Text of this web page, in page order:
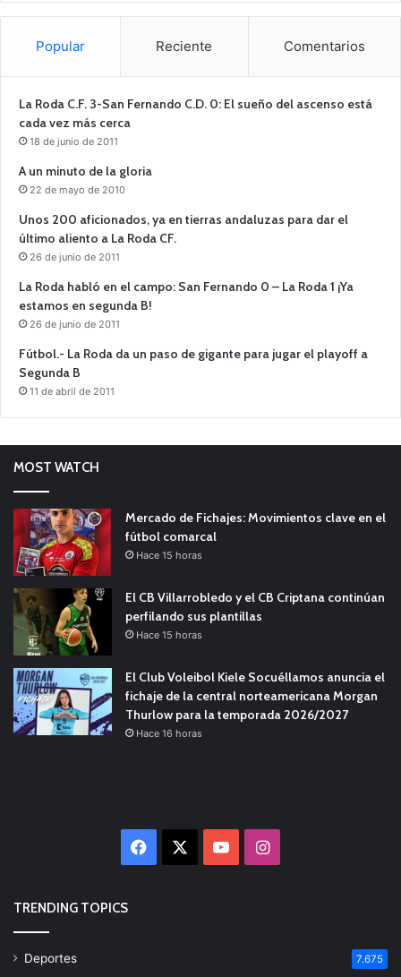
Popular Reciente Comentarios
La Roda C.F. 3-San Fernando C.D. 0: El sueño del ascenso está
cada vez más cerca
18 de junio de 2011
A un minuto de la gloria
22 de mayo de 2010
Unos 200 aficionados, ya en tierras andaluzas para dar el
último aliento a La Roda CF.
26 de junio de 2011
La Roda habló en el campo: San Fernando 0 – La Roda 1 ¡Ya
estamos en segunda B!
26 de junio de 2011
Fútbol.- La Roda da un paso de gigante para jugar el playoff a
Segunda B
11 de abril de 2011
MOST WATCH
Mercado de Fichajes: Movimientos clave en el
fútbol comarcal
Hace 15 horas
El CB Villarrobledo y el CB Criptana continúan
perfilando sus plantillas
Hace 15 horas
El Club Voleibol Kiele Socuéllamos anuncia el
fichaje de la central norteamericana Morgan
Thurlow para la temporada 2026/2027
Hace 16 horas
Facebook YouTubeInstagram
TRENDING TOPICS
Deportes 7.675